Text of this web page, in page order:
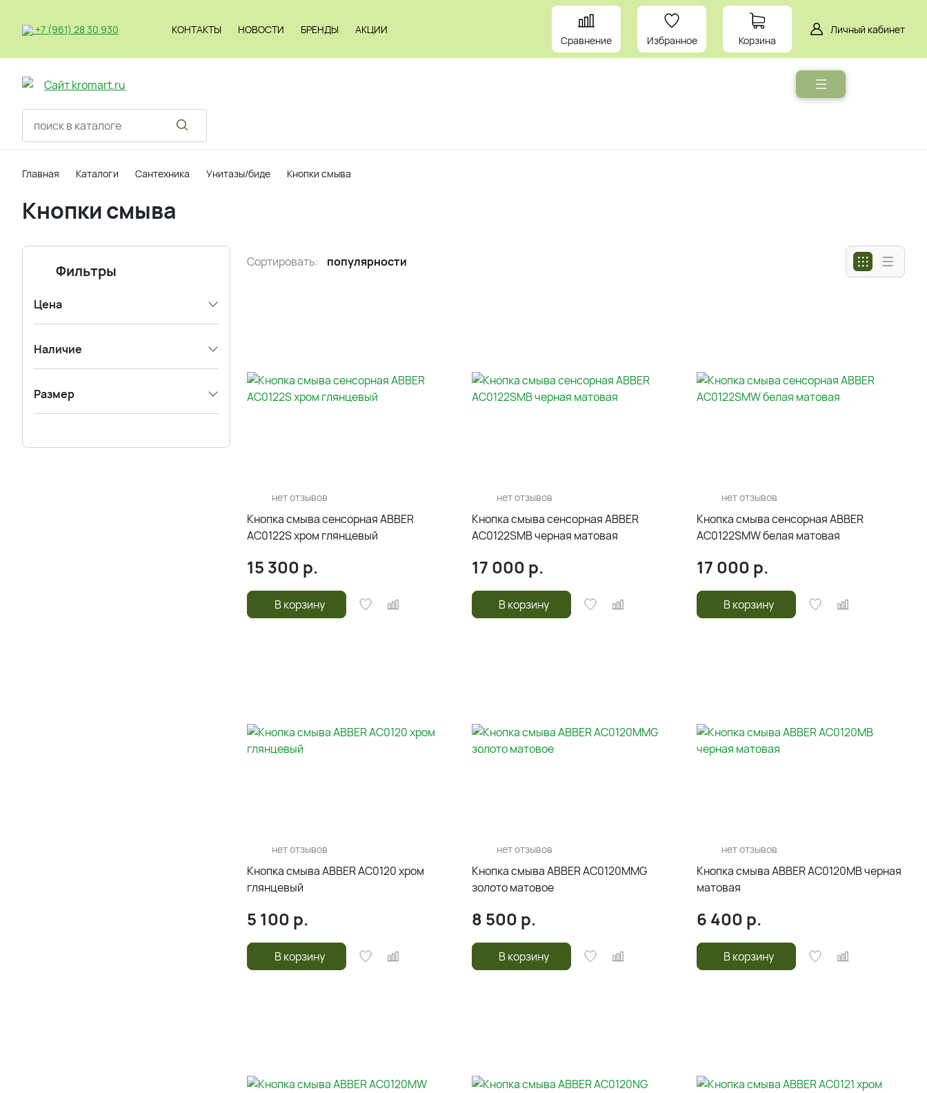
+7 (961) 28 30 930 КОНТАКТЫ НОВОСТИ БРЕНДЫ
АКЦИИ
Сравнение
Избранное Корзина
Личный кабинет
Главная Каталоги Сантехника Унитазы/биде Кнопки смыва
Кнопки смыва
Фильтры
Цена
Наличие
Размер
Сортировать: популярности
нет отзывов
Кнопка смыва сенсорная ABBER
AC0122S хром глянцевый
15 300 р.
В корзину
нет отзывов
Кнопка смыва сенсорная ABBER
AC0122SMB черная матовая
17 000 р.
В корзину
нет отзывов
Кнопка смыва сенсорная ABBER
AC0122SMW белая матовая
17 000 р.
В корзину
нет отзывов
Кнопка смыва ABBER AC0120 хром
глянцевый
5 100 р.
В корзину
нет отзывов
Кнопка смыва ABBER AC0120MMG
золото матовое
8 500 р.
В корзину
нет отзывов
Кнопка смыва ABBER AC0120MB черная
матовая
6 400 р.
В корзину